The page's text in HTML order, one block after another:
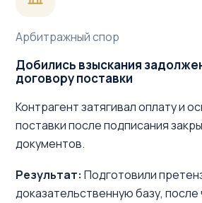
Арбитражный спор
Добились взыскания
договору поставки
Контрагент затягивал оплату и
поставки после подписания
документов.
Результат: Подготовили
доказательственную базу, после